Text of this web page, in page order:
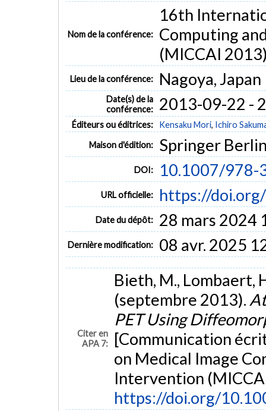
Nom de la conférence:
16th
Computing
(MICCAI
Lieu de la conférence: Nagoya, Japan
Date(s) de la
conférence:
2013-09-22 -
Éditeurs ou éditrices: Kensaku Mori, Ichiro
Maison d'édition:
Springer
DOI: 10.1007/978-
URL officielle: https://
Date du dépôt: 28 mars 2024
Dernière modification: 08 avr. 2025
Citer en
APA 7:
Bieth, M., Lombaert,
(septembre 2013).
PET Using
[Communication
on Medical Image
Intervention
https://doi.org/